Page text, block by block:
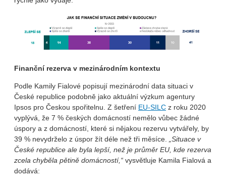
Finanční rezerva v mezinárodním kontextu
Podle Kamily Fialové popisují mezinárodní data situaci v
České republice podobně jako aktuální výzkum agentury
Ipsos pro Českou spořitelnu. Z šetření EU-SILC z roku 2020
vyplývá, že 7 % českých domácností nemělo vůbec žádné
úspory a z domácností, které si nějakou rezervu vytvářely, by
39 % nevydrželo z úspor žít déle než tři měsíce.
„Situace v
České republice ale byla lepší, než je průměr EU, kde rezerva
zcela chyběla pětině domácností,“ vysvětluje Kamila Fialová a
dodává: